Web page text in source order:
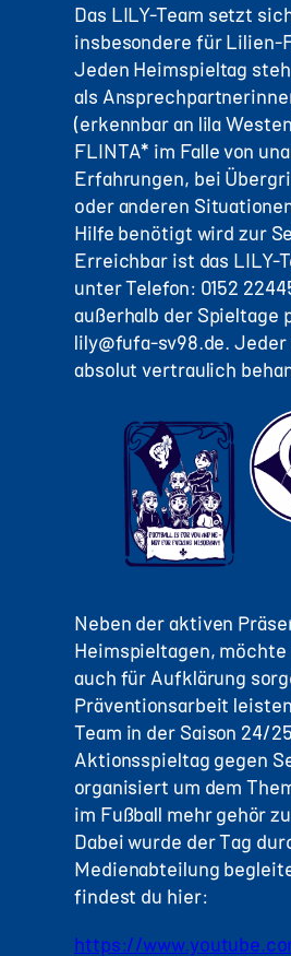
Das LILY-Team setzt
insbesondere für Lilien-
Jeden Heimspieltag
als
(erkennbar an lila
FLINTA* im Falle von
Erfahrungen, bei
oder anderen
Hilfe benötigt wird zur
Erreichbar ist das LILY-
unter Telefon: 0152
außerhalb der Spieltage
lily@fufa-sv98.de.
absolut vertraulich
Neben der aktiven
Heimspieltagen, möchte
auch für Aufklärung
Präventionsarbeit
Team in der Saison 24/
Aktionsspieltag gegen
organisiert um dem
im Fußball mehr gehör
Dabei wurde der Tag
Medienabteilung
findest du hier:
https://